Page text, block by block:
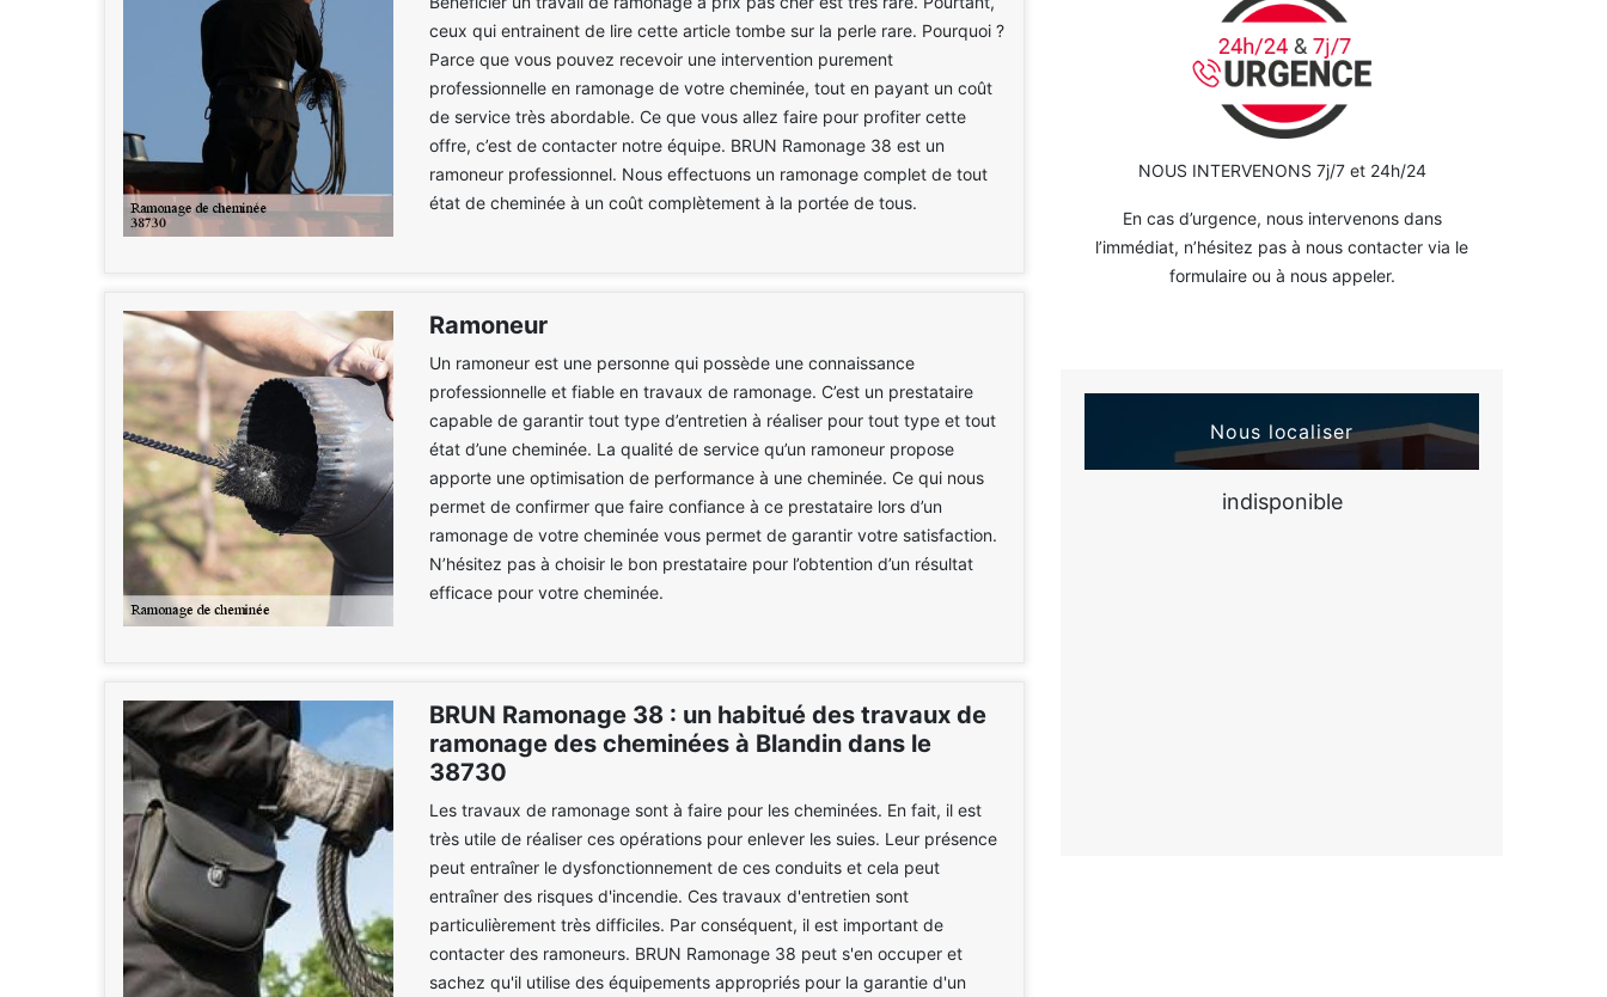
ceux qui entrainent de lire cette article tombe sur la perle rare. Pourquoi ?
Parce que vous pouvez recevoir une intervention purement
professionnelle en ramonage de votre cheminée, tout en payant un coût
de service très abordable. Ce que vous allez faire pour profiter cette
offre, c’est de contacter notre équipe. BRUN Ramonage 38 est un
ramoneur professionnel. Nous effectuons un ramonage complet de tout
état de cheminée à un coût complètement à la portée de tous.
Ramoneur
Un ramoneur est une personne qui possède une connaissance
professionnelle et fiable en travaux de ramonage. C’est un prestataire
capable de garantir tout type d’entretien à réaliser pour tout type et tout
état d’une cheminée. La qualité de service qu’un ramoneur propose
apporte une optimisation de performance à une cheminée. Ce qui nous
permet de confirmer que faire confiance à ce prestataire lors d’un
ramonage de votre cheminée vous permet de garantir votre satisfaction.
N’hésitez pas à choisir le bon prestataire pour l’obtention d’un résultat
efficace pour votre cheminée.
BRUN Ramonage 38 : un habitué des travaux de
ramonage des cheminées à Blandin dans le
38730
Les travaux de ramonage sont à faire pour les cheminées. En fait, il est
très utile de réaliser ces opérations pour enlever les suies. Leur présence
peut entraîner le dysfonctionnement de ces conduits et cela peut
entraîner des risques d'incendie. Ces travaux d'entretien sont
particulièrement très difficiles. Par conséquent, il est important de
contacter des ramoneurs. BRUN Ramonage 38 peut s'en occuper et
sachez qu'il utilise des équipements appropriés pour la garantie d'un
NOUS INTERVENONS 7j/7 et 24h/24
En cas d’urgence, nous intervenons dans
l’immédiat, n’hésitez pas à nous contacter via le
formulaire ou à nous appeler.
Nous localiser
indisponible